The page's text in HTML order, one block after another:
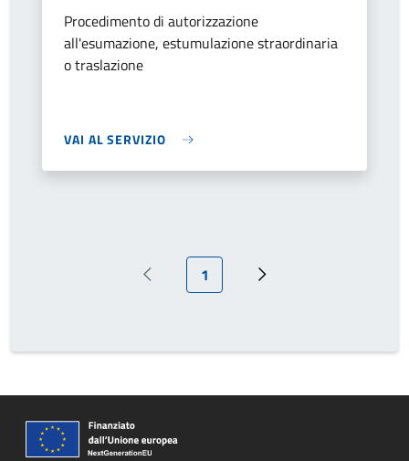
Procedimento di autorizzazione
all'esumazione, estumulazione straordinaria
o traslazione
VAI AL SERVIZIO
Pagina precedente
Pagina attuale
1 Pagina successiva